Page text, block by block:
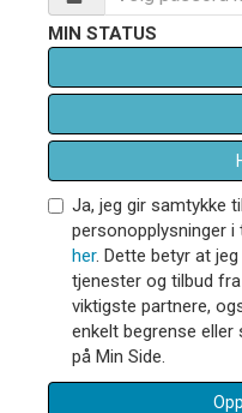
MIN STATUS
Ja, jeg gir samtykke
personopplysninger i
her. Dette betyr at
tjenester og tilbud
viktigste partnere,
enkelt begrense
på Min Side.